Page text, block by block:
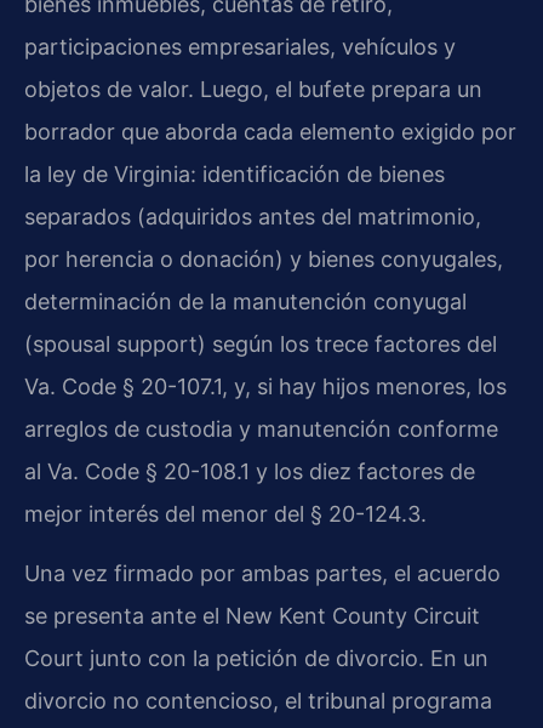
participaciones empresariales, vehículos y
objetos de valor. Luego, el bufete prepara un
borrador que aborda cada elemento exigido por
la ley de Virginia: identificación de bienes
separados (adquiridos antes del matrimonio,
por herencia o donación) y bienes conyugales,
determinación de la manutención conyugal
(spousal support) según los trece factores del
Va. Code § 20-107.1, y, si hay hijos menores, los
arreglos de custodia y manutención conforme
al Va. Code § 20-108.1 y los diez factores de
mejor interés del menor del § 20-124.3.
Una vez firmado por ambas partes, el acuerdo
se presenta ante el New Kent County Circuit
Court junto con la petición de divorcio. En un
divorcio no contencioso, el tribunal programa